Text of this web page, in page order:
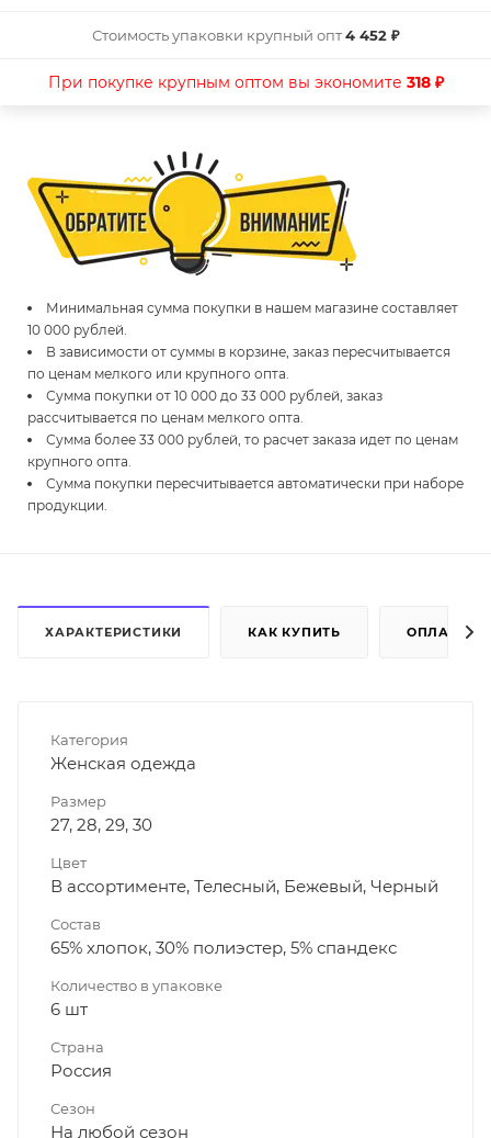
Стоимость упаковки крупный опт4 452 ₽
При покупке крупным оптом вы экономите 318 ₽
Минимальная сумма покупки в нашем магазине составляет
10 000 рублей.
В зависимости от суммы в корзине, заказ пересчитывается
по ценам мелкого или крупного опта.
Сумма покупки от 10 000 до 33 000 рублей, заказ
рассчитывается по ценам мелкого опта.
Сумма более 33 000 рублей, то расчет заказа идет по ценам
крупного опта.
Сумма покупки пересчитывается автоматически при наборе
продукции.
ХАРАКТЕРИСТИКИ КАК КУПИТЬ ОПЛАТА
Категория
Женская одежда
Размер
27, 28, 29, 30
Цвет
В ассортименте, Телесный, Бежевый, Черный
Состав
65% хлопок, 30% полиэстер, 5% спандекс
Количество в упаковке
6 шт
Страна
Россия
Сезон
На любой сезон